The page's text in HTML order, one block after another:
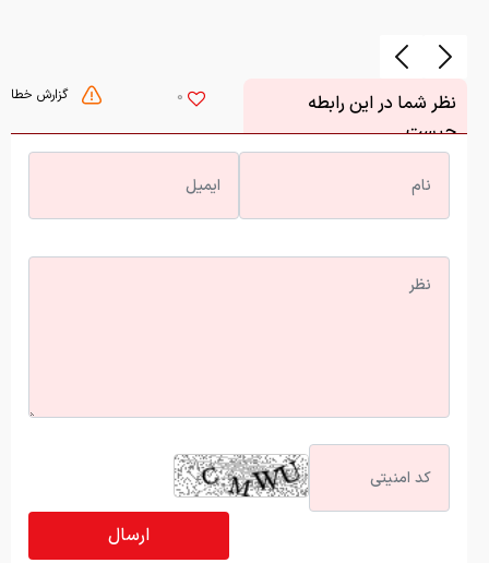
گزارش خطا 0
نظر شما در این رابطه
چیست